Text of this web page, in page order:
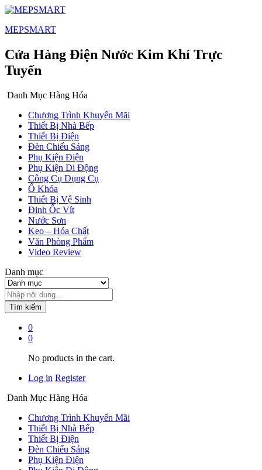
MEPSMART
Cửa Hàng Điện Nước Kim Khí Trực
Tuyến
Danh Mục Hàng Hóa
Chương Trình Khuyến Mãi
Thiết Bị Nhà Bếp
Thiết Bị Điện
Đèn Chiếu Sáng
Phụ Kiện Điện
Phụ Kiện Di Động
Công Cụ Dụng Cụ
Ổ Khóa
Thiết Bị Vệ Sinh
Đinh Ốc Vít
Nước Sơn
Keo – Hóa Chất
Văn Phòng Phẩm
Video Review
Danh mục
Tìm kiếm
0
0
No products in the cart.
Log in Register
Danh Mục Hàng Hóa
Chương Trình Khuyến Mãi
Thiết Bị Nhà Bếp
Thiết Bị Điện
Đèn Chiếu Sáng
Phụ Kiện Điện